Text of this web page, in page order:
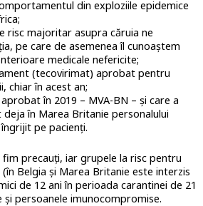
din exploziile epidemice
risc majoritar asupra căruia ne
pe care de asemenea îl cunoaștem
medicale nefericite;
(tecovirimat) aprobat pentru
chiar în acest an;
în 2019 – MVA-BN – și care a
în Marea Britanie personalului
pe pacienți.
precauți, iar grupele la risc pentru
Belgia și Marea Britanie este interzis
de 12 ani în perioada carantinei de 21
și persoanele imunocompromise.